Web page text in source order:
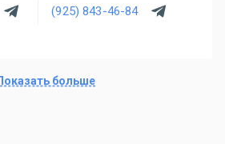
(925) 843-46-84
больше